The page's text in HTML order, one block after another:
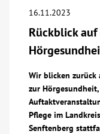
Begegnung
Bildung
Über uns
16.11.2023
Rückblick
Wir blicken zurück
zur
Pflege im
Senftenberg